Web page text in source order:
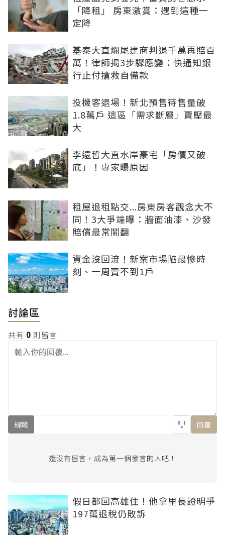
「降租」 房東激賞：遇到這種一
定降
基泰大直爛尾建商判退千萬再賠百
萬！律師揭3步驟應變：快通知銀
行止付搶救自備款
投機客退場！新北預售待售量破
1.8萬戶 這區「需求斷層」賣壓最
大
李遠哲大直水岸豪宅「房價又破
底」！專家曝原因
租屋退租點交...房東房客觀念大不
同！3大爭端曝：牆面油漆、沙發
賠償最常鬧翻
資金沒回流！新案市場陷最慘時
刻、一周賣不到1戶
討論區
共有 0 則留言
規範 回覆
還沒有留言，成為第一個發言的人吧！
假日都回高雄住！他拿里長證明爭
197萬退稅仍敗訴